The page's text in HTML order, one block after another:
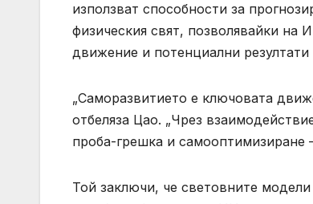
използват способности за
физическия свят, позволявайки на
движение и потенциални
„Саморазвитието е ключовата
отбеляза Цао. „Чрез
проба-грешка и самооптимизиране
Той заключи, че световните